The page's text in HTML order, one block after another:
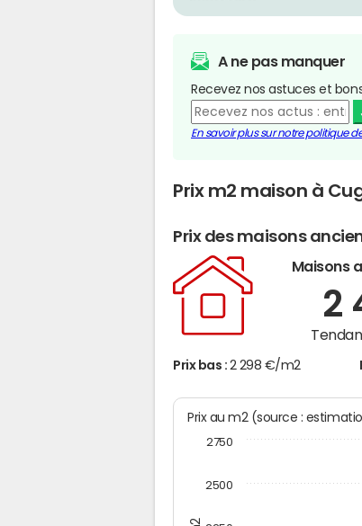
A ne pas manquer
Recevez nos astuces et
En savoir plus sur notre politique
Prix m2 maison à
Prix des maisons
Maisons
2
Prix bas : 2 298 €/m2
Prix au m2 (source :
2500
2750